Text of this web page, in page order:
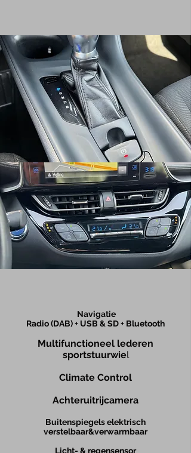
Navigatie
Radio (DAB) + USB & SD + Bluetooth
Multifunctioneel lederen
sportstuurwiel
Climate Control
Achteruitrijcamera
Buitenspiegels elektrisch
verstelbaar&verwarmbaar
Licht- & regensensor